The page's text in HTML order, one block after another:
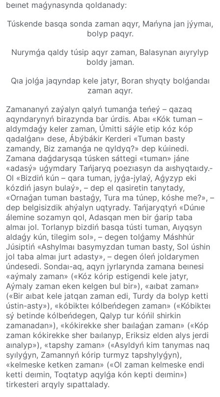
beınet maǵynasynda qoldanady:
Túskende basqa sonda zaman aqyr, Mańyna jan jýymaı,
bolyp paqyr.
Nurymǵa qaldy túsip aqyr zaman, Balasynan aıyrylyp
boldy jaman.
Qıa jolǵa jaqyndap kele jatyr, Boran shyqty bolǵandaı
zaman aqyr.
Zamananyń zaýalyn qalyń tumanǵa teńeý – qazaq
aqyndarynyń bira­zyn­da bar úrdis. Abaı «Kók tuman –
aldymdaǵy keler zaman, Úmitti sáýle etip kóz kóp
qadalǵan» dese, Ábýbákir Kerderi «Tuman basty
zamandy, Biz zamanǵa ne qyldyq?» dep kúıinedi.
Zamana­ daǵ­da­rys­qa túsken sáttegi «tuman» jáne
«adasý» uǵym­dary Tańjaryq poezıasyn da aıshyq­­taı­dy.­
Ol «Bizdiń kún – qara tuman, jyǵa-jylaý, Aǵyzyp eki
kózdiń jasyn bulaý», – dep el qasi­re­tin tanytady,
«Ornaǵan tuman bastaǵy, Tura ma túnep, kóshe me?», –
dep belgisizdik ahýa­lyn uqtyrady. Tańjaryqtyń «Dúnıe
ále­mine sozamyn qol, Adasqan men bir ǵarip taba
almaı jol. Torlanyp bizdiń basqa tústi tuman, Aıyqsyn
aldaǵy kún, tilegim sol», – degen tolǵamy Máshhúr
Júsiptiń «Ashylmaı basy­myz­dan tuman basty, Sol úshin
jol taba al­maı­ jurt adasty», – degen óleń joldarymen
úndesedi. Sondaı-aq, aqyn jyrlarynda zamana beınesi
«aýmaly zaman» («Kóz kórip esti­gen­di kele jatyr,
Aýmaly zaman eken kel­gen­ bul­ bir»), «aıbat zaman»
(«Bir aıbat kele jatqan zaman edi, Turdy da bolyp ketti
ústin-asty»), «kóbikteı kólbeńdegen zaman» («Kóbikteı
sý betinde kólbeńdegen, Qalyp tur­ kóńil shirkin
zamanadan»), «kókirekke sher­ baı­la­ǵan zaman» («Kóp
zaman kókirekke sher­ baı­la­nyp, Eriksiz elden alys jerdi
aına­lyp»), «tapshy zaman» («Asyldyń kim­ ta­ny­mas naq
syılyǵyn, Zamannyń kórip tur­myz­ tap­shy­ly­ǵyn),
«kelmeske ketken zaman» («Ol zaman kelmeske endi
ketti deımin, Toqtatyp aqylǵa kón kepti deımin»)
tirkesteri arqyly sıpat­ta­lady.